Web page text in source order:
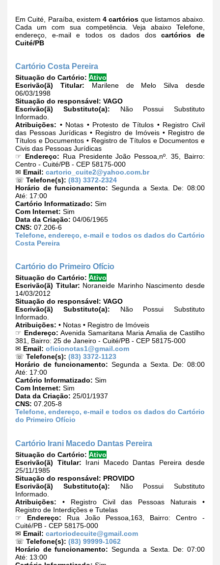
Em Cuité, Paraíba, existem 4 cartórios que listamos abaixo.
Cada um com sua competência. Veja abaixo Telefone,
endereço, e-mail e todos os dados doscartórios de
Cuité/PB
Cartório Costa Pereira
Situação do Cartório: Ativo
Escrivão(ã) Titular: Marilene de Melo Silva desde
06/03/1998
Situação do responsável: VAGO
Escrivão(ã) Substituto(a): Não Possui Substituto
Informado.
Atribuições: • Notas • Protesto de Títulos • Registro Civil
das Pessoas Jurídicas • Registro de Imóveis • Registro de
Títulos e Documentos • Registro de Títulos e Documentos e
Civis das Pessoas Jurídicas
☞ Endereço: Rua Presidente João Pessoa,nº. 35, Bairro:
Centro - Cuité/PB - CEP 58175-000
✉ Email: cartorio_cuite2@yahoo.com.br
☏ Telefone(s): (83) 3372-2324
Horário de funcionamento: Segunda a Sexta. De: 08:00
Até: 17:00
Cartório Informatizado: Sim
Com Internet: Sim
Data da Criação: 04/06/1965
CNS: 07.206-6
Telefone, endereço, e-mail e todos os dados do Cartório
Costa Pereira
Cartório do Primeiro Ofício
Situação do Cartório: Ativo
Escrivão(ã) Titular: Noraneide Marinho Nascimento desde
14/03/2012
Situação do responsável: VAGO
Escrivão(ã) Substituto(a): Não Possui Substituto
Informado.
Atribuições: • Notas • Registro de Imóveis
☞ Endereço: Avenida Samaritana Maria Amalia de Castilho
381, Bairro: 25 de Janeiro - Cuité/PB - CEP 58175-000
✉ Email: oficionotas1@gmail.com
☏ Telefone(s): (83) 3372-1123
Horário de funcionamento: Segunda a Sexta. De: 08:00
Até: 17:00
Cartório Informatizado: Sim
Com Internet: Sim
Data da Criação: 25/01/1937
CNS: 07.205-8
Telefone, endereço, e-mail e todos os dados do Cartório
do Primeiro Ofício
Cartório Irani Macedo Dantas Pereira
Situação do Cartório: Ativo
Escrivão(ã) Titular: Irani Macedo Dantas Pereira desde
25/11/1985
Situação do responsável: PROVIDO
Escrivão(ã) Substituto(a): Não Possui Substituto
Informado.
Atribuições: • Registro Civil das Pessoas Naturais •
Registro de Interdições e Tutelas
☞ Endereço: Rua João Pessoa,163, Bairro: Centro -
Cuité/PB - CEP 58175-000
✉ Email: cartoriodecuite@gmail.com
☏ Telefone(s): (83) 99999-1062
Horário de funcionamento: Segunda a Sexta. De: 07:00
Até: 13:00